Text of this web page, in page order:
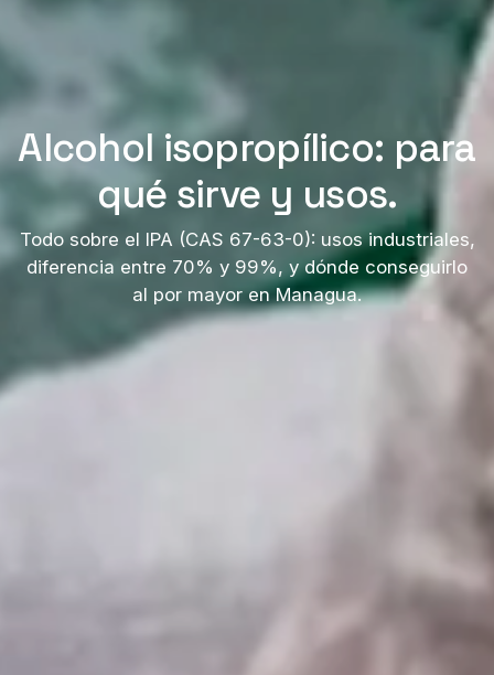
Alcohol isopropílico: para
qué sirve y usos.
Todo sobre el IPA (CAS 67-63-0): usos industriales,
diferencia entre 70% y 99%, y dónde conseguirlo
al por mayor en Managua.